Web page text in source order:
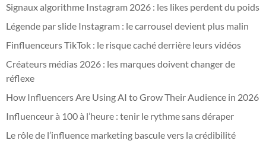
Signaux algorithme Instagram 2026 : les likes perdent du poids
Légende par slide Instagram : le carrousel devient plus malin
Finfluenceurs TikTok : le risque caché derrière leurs vidéos
Créateurs médias 2026 : les marques doivent changer de
réflexe
How Influencers Are Using AI to Grow Their Audience in 2026
Influenceur à 100 à l’heure : tenir le rythme sans déraper
Le rôle de l’influence marketing bascule vers la crédibilité